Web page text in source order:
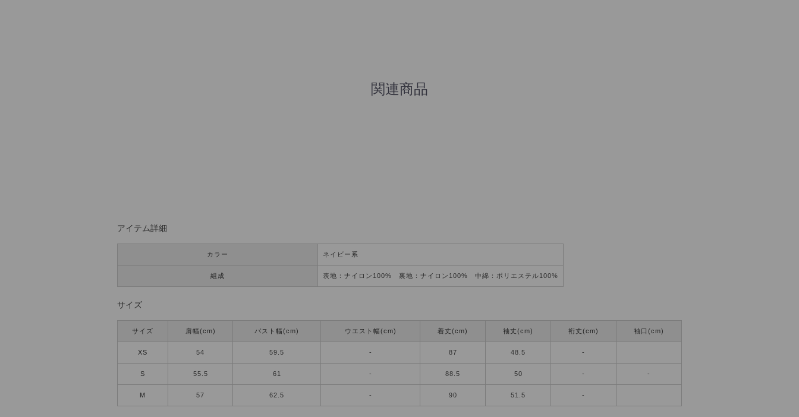
関連商品
アイテム詳細
カラー ネイビー系
組成 表地：ナイロン100% 裏地：ナイロン100% 中綿：ポリエステル100%
サイズ
サイズ 肩幅(cm) バスト幅(cm) ウエスト幅(cm) 着丈(cm) 袖丈(cm) 裄丈(cm) 袖口(cm)
XS 54 59.5 - 87 48.5 -
S 55.5 61 - 88.5 50 - -
M 57 62.5 - 90 51.5 -